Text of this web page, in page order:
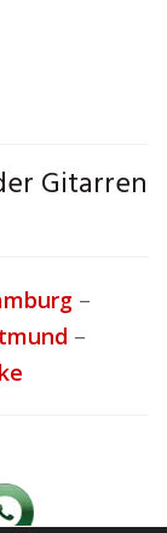
Gitarren
–
–